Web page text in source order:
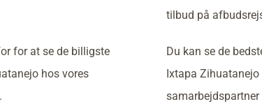
for at se de billigste
hos vores
tilbud på
Du kan se de
Ixtapa Zihuatanejo